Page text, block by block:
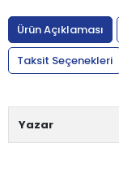
Ürün Açıklaması
Taksit Seçenekleri
Yazar